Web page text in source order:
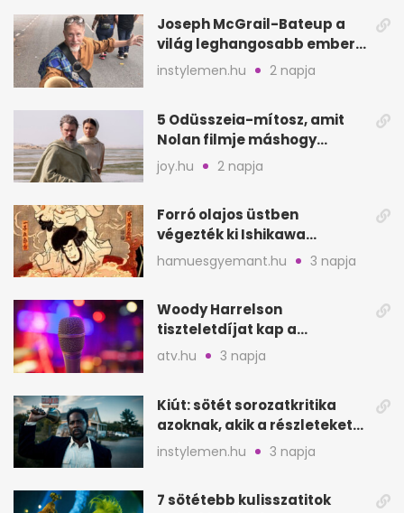
Joseph McGrail-Bateup a
világ leghangosabb embere
lett Ausztráliából
instylemen.hu 2 napja
5 Odüsszeia-mítosz, amit
Nolan filmje máshogy
mutat, mint Homérosz
joy.hu 2 napja
Forró olajos üstben
végezték ki Ishikawa
Goemont, Japán Robin
Hoodját
hamuesgyemant.hu 3 napja
Woody Harrelson
tiszteletdíjat kap a
Szarajevói Filmfesztiválon
atv.hu 3 napja
Kiút: sötét sorozatkritika
azoknak, akik a részleteket
keresik
instylemen.hu 3 napja
7 sötétebb kulisszatitok